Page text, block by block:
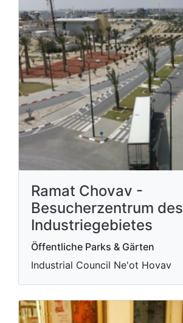
Ramat Chovav -
Besucherzentrum des
Industriegebietes
Öffentliche Parks & Gärten
Industrial Council Ne'ot Hovav